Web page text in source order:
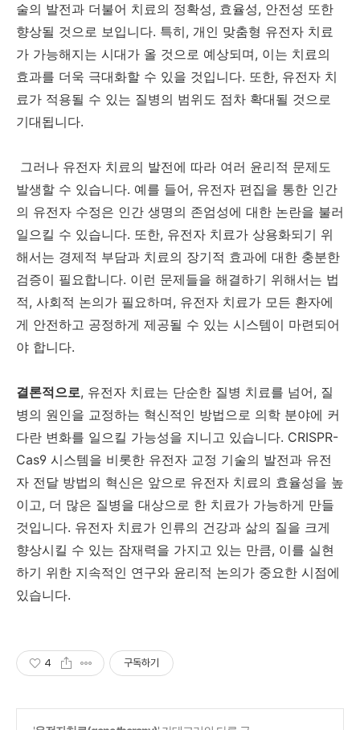
술의 발전과 더불어 치료의 정확성, 효율성, 안전성 또한
향상될 것으로 보입니다. 특히, 개인 맞춤형 유전자 치료
가 가능해지는 시대가 올 것으로 예상되며, 이는 치료의
효과를 더욱 극대화할 수 있을 것입니다. 또한, 유전자 치
료가 적용될 수 있는 질병의 범위도 점차 확대될 것으로
기대됩니다.
그러나 유전자 치료의 발전에 따라 여러 윤리적 문제도
발생할 수 있습니다. 예를 들어, 유전자 편집을 통한 인간
의 유전자 수정은 인간 생명의 존엄성에 대한 논란을 불러
일으킬 수 있습니다. 또한, 유전자 치료가 상용화되기 위
해서는 경제적 부담과 치료의 장기적 효과에 대한 충분한
검증이 필요합니다. 이런 문제들을 해결하기 위해서는 법
적, 사회적 논의가 필요하며, 유전자 치료가 모든 환자에
게 안전하고 공정하게 제공될 수 있는 시스템이 마련되어
야 합니다.
결론적으로, 유전자 치료는 단순한 질병 치료를 넘어, 질
병의 원인을 교정하는 혁신적인 방법으로 의학 분야에 커
다란 변화를 일으킬 가능성을 지니고 있습니다. CRISPR-
Cas9 시스템을 비롯한 유전자 교정 기술의 발전과 유전
자 전달 방법의 혁신은 앞으로 유전자 치료의 효율성을 높
이고, 더 많은 질병을 대상으로 한 치료가 가능하게 만들
것입니다. 유전자 치료가 인류의 건강과 삶의 질을 크게
향상시킬 수 있는 잠재력을 가지고 있는 만큼, 이를 실현
하기 위한 지속적인 연구와 윤리적 논의가 중요한 시점에
있습니다.
4 구독하기